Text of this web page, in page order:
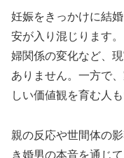
妊娠をきっかけに結
安が入り混じります
婦関係の変化など、
ありません。一方で
しい価値観を育む人も
親の反応や世間体の
き婚男の本音を通じ